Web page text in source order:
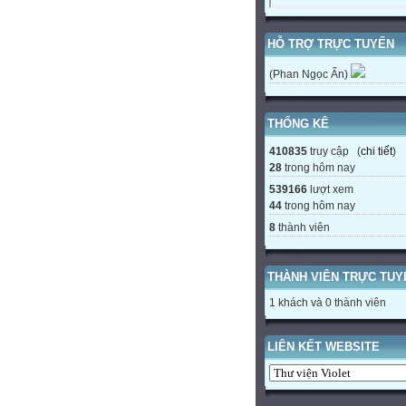
HỖ TRỢ TRỰC TUYẾN
(Phan Ngọc Ẩn)
THỐNG KÊ
410835 truy cập (chi tiết)
28 trong hôm nay
539166 lượt xem
44 trong hôm nay
8 thành viên
THÀNH VIÊN TRỰC
1 khách và 0 thành viên
LIÊN KẾT WEBSITE